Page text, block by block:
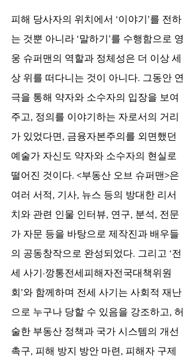
피해 당사자의 위치에서 ‘이야기’를 전하
는 것뿐 아니라 ‘말하기’를 수행함으로 영
웅 슈퍼맨의 역할과 정체성은 더 이상 세
상 위를 떠다니는 것이 아니다. 그동안 연
극을 통해 약자와 소수자의 입장을 보여
주고, 정의를 이야기하는 자로서의 거리
가 있었다면, 금융자본주의를 외면했던
예술가 자신도 약자와 소수자의 현실로
떨어진 것이다. <부동산 오브 슈퍼맨>은
여러 서적, 기사, 뉴스 등의 방대한 리서
치와 관련 인물 인터뷰, 연구, 분석, 전문
가 자문 등을 바탕으로 제작진과 배우들
의 공동창작으로 완성되었다. 그리고 ‘전
세 사기·깡통전세피해자전국대책위원
회’와 함께하며 전세 사기는 사회적 재난
으로 누구나 당할 수 있음을 강조하고, 허
술한 부동산 정책과 국가 시스템의 개선
촉구, 피해 방지 방안 마련, 피해자 구제